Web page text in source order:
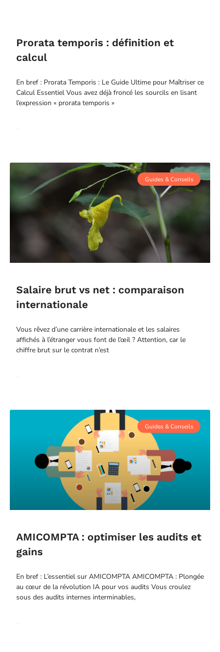
Prorata temporis : définition et
calcul
En bref : Prorata Temporis : Le Guide Ultime pour Maîtriser ce
Calcul Essentiel Vous avez déjà froncé les sourcils en lisant
l’expression « prorata temporis »
Guides & Conseils
Salaire brut vs net : comparaison
internationale
Vous rêvez d’une carrière internationale et les salaires
affichés à l’étranger vous font de l’œil ? Attention, car le
chiffre brut sur le contrat n’est
Guides & Conseils
AMICOMPTA : optimiser les audits et
gains
En bref : L’essentiel sur AMICOMPTA AMICOMPTA : Plongée
au cœur de la révolution IA pour vos audits Vous croulez
sous des audits internes interminables,